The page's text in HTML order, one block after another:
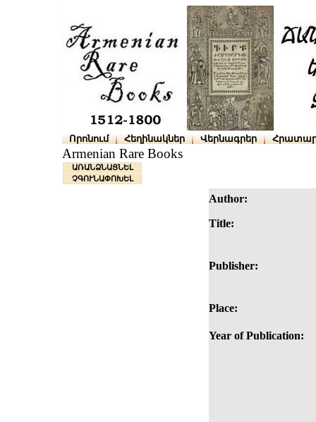
Որոնում Հեղինակներ Վերնագրեր
Armenian Rare Books
ԱՌԱՆՁՆԱՑՆԵԼ
ՉԳՈՒՆԱՓՈԽԵԼ
Author:
Title:
Publisher:
Place:
Year of Publication: